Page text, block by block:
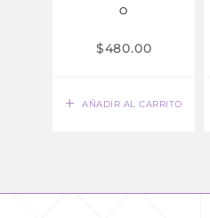
AÑADIR AL CARRITO
O
$480.00